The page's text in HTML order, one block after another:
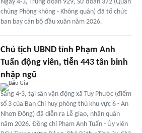
Ngày 4-3, Trung đoàn 929, Sư đoàn 372 (Quân
chủng Phòng không - Không quân) đã tổ chức
ban bay cán bộ đầu xuân năm 2026.
Chủ tịch UBND tỉnh Phạm Anh
Tuấn động viên, tiễn 443 tân binh
nhập ngũ
Sáng 4-3, tại sân vận động xã Tuy Phước (điểm
số 3 của Ban Chỉ huy phòng thủ khu vực 6 - An
Nhơn Đông) đã diễn ra Lễ giao, nhận quân
năm 2026. Đồng chí Phạm Anh Tuấn - Ủy viên